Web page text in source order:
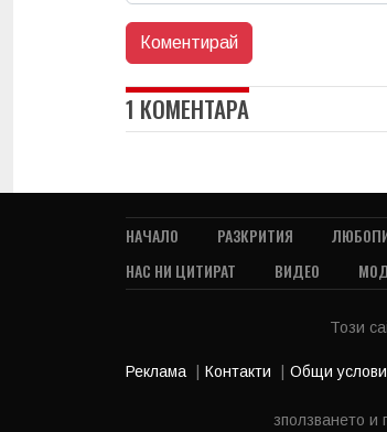
1 КОМЕНТАРА
НАЧАЛО РАЗКРИТИЯ
НАС НИ ЦИТИРАТ
ВИДЕО
Този
Реклама Контакти Общи
зползването